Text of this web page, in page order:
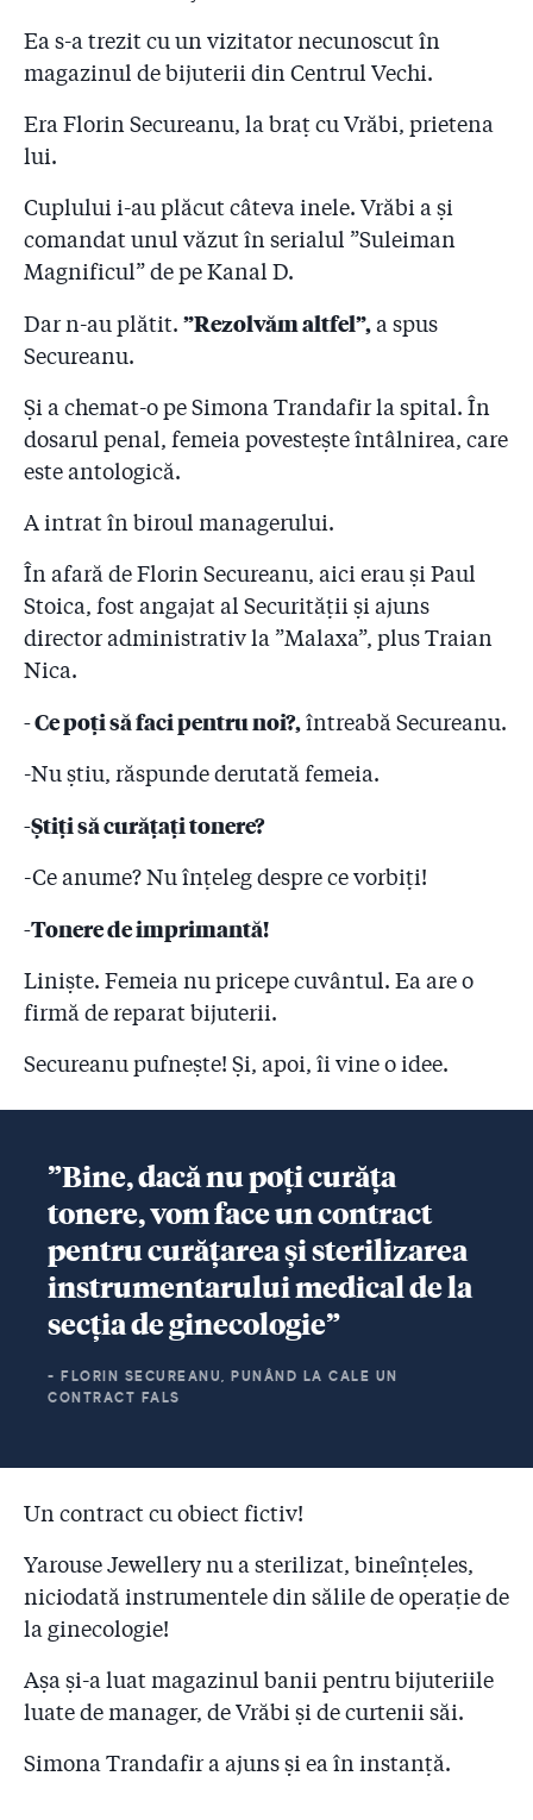
de Parlament
Motivarea Tribunalului în cazul consilierului de la
Președinție și prieten al lui Secureanu: ”Jurnaliștii și-
au respectat deontologia”. Apel către președintele
5.51
„Vrăbi” este însărcinată, dar pentru că Secureanu nu
știe al cui e copilul, ”operațiunea Costa Rica” s-a
amânat!
5.52
Azi, încă un inculpat și-a recunoscut vinovăția în
traseul banilor furați de la spitalul ”Malaxa”! Secureanu
insistă să i se ridice controlul judiciar, moment în care
5.53
Mărturii la tribunal în procesul Secureanu: "Eram
sclavi pe plantaţie! O doctoriţă a fost înjurată de
morţi după ce îi murise mama"
Ea s-a trezit cu un vizitator necunoscut în
magazinul de bijuterii din Centrul Vechi.
Era Florin Secureanu, la braț cu Vrăbi, prietena
lui.
Cuplului i-au plăcut câteva inele. Vrăbi a și
comandat unul văzut în serialul ”Suleiman
Magnificul” de pe Kanal D.
Dar n-au plătit. ”Rezolvăm altfel”,a spus
Secureanu.
Și a chemat-o pe Simona Trandafir la spital. În
dosarul penal, femeia povestește întâlnirea, care
este antologică.
A intrat în biroul managerului.
În afară de Florin Secureanu, aici erau și Paul
Stoica, fost angajat al Securității și ajuns
director administrativ la ”Malaxa”, plus Traian
Nica.
- Ce poți să faci pentru noi?,întreabă Secureanu.
-Nu știu, răspunde derutată femeia.
-Știți să curățați tonere?
-Ce anume? Nu înțeleg despre ce vorbiți!
-Tonere de imprimantă!
Liniște. Femeia nu pricepe cuvântul. Ea are o
firmă de reparat bijuterii.
Secureanu pufnește! Și, apoi, îi vine o idee.
”Bine, dacă nu poți curăța
tonere, vom face un contract
pentru curățarea și sterilizarea
instrumentarului medical de la
secția de ginecologie”
- FLORIN SECUREANU, PUNÂND LA CALE UN
CONTRACT FALS
Un contract cu obiect fictiv!
Yarouse Jewellery nu a sterilizat, bineînțeles,
niciodată instrumentele din sălile de operație de
la ginecologie!
Așa și-a luat magazinul banii pentru bijuteriile
luate de manager, de Vrăbi și de curtenii săi.
Simona Trandafir a ajuns și ea în instanță.